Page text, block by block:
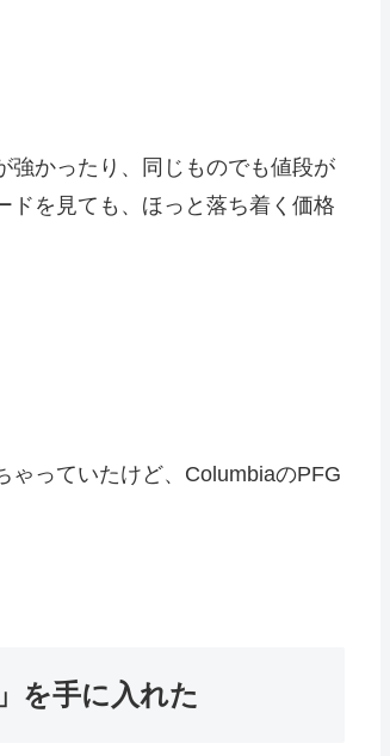
強かったり、同じものでも値段が
ドを見ても、ほっと落ち着く価格
ゃっていたけど、ColumbiaのPFG
を手に入れた